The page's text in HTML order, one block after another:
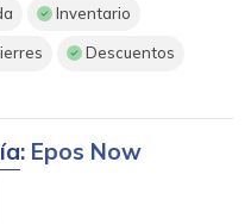
Inventario
Descuentos
: Epos Now